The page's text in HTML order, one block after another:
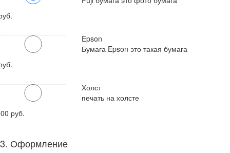
Epson
Бумага Epson это такая бумага
Холст
печать на холсте
руб.
3. Оформление